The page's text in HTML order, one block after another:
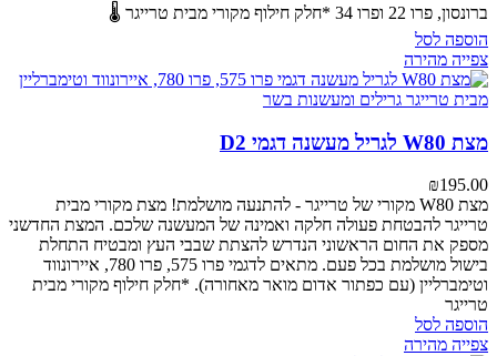
ברונסון, פרו 22 ופרו 34
*חלק חילוף מקורי מבית טרייגר 🌡️
הוספה לסל
צפייה מהירה
מצת W80 לגריל מעשנה דגמי D2
₪195.00
מצת W80 מקורי של טרייגר - להתנעה מושלמת!
מצת מקורי מבית
טרייגר להבטחת פעולה חלקה ואמינה של המעשנה שלכם. המצת החדשני
מספק את החום הראשוני הנדרש להצתת שבבי העץ ומבטיח התחלת
בישול מושלמת בכל פעם.
מתאים לדגמי פרו 575, פרו 780, איירונווד
וטימברליין (עם כפתור אדום מואר מאחורה). *חלק חילוף מקורי מבית
טרייגר
הוספה לסל
צפייה מהירה